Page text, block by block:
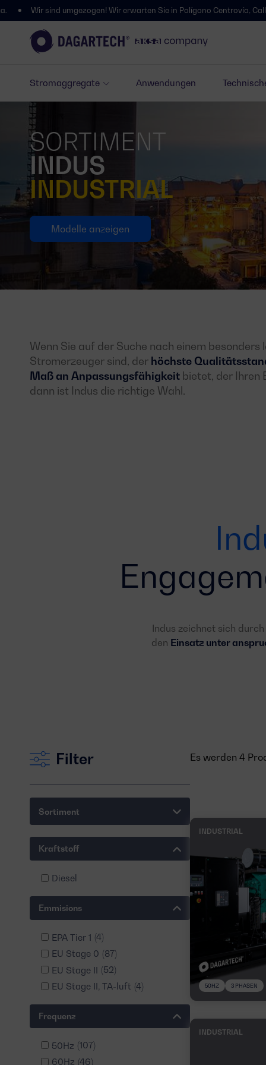
Stromaggregate Anwendungen
Wir erwarten Sie in Polígono Centrovía, Calle La Habana, 27,
SORTIMENT
INDUS
INDUSTRIAL
Modelle anzeigen
Wenn Sie auf der Suche nach einem besonders
Stromerzeuger sind, der höchste
Maß an Anpassungsfähigkeit bietet, der Ihren
dann ist Indus die richtige Wahl.
Indus zeichnet sich
den Einsatz unter
Filter
Sortiment
Kraftstoff
Diesel
Emmisions
EPA Tier 1 (4)
EU Stage 0 (87)
EU Stage II (52)
EU Stage II, TA-luft (4)
Frequenz
50Hz (107)
60Hz (46)
Es werden 4
INDUSTRIAL
50HZ 3 PHASEN
INDUSTRIAL